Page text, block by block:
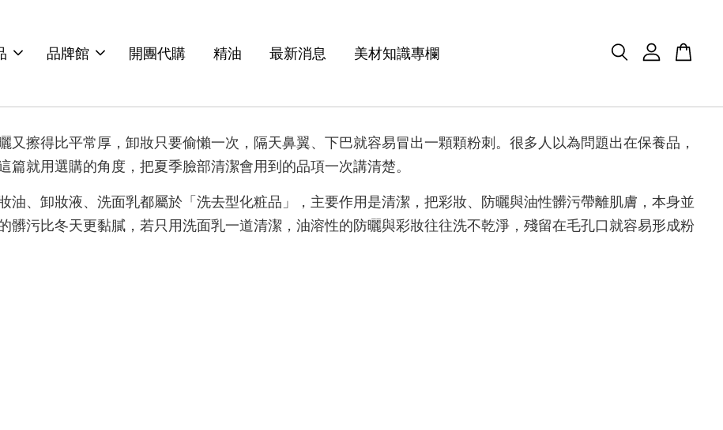
品牌館 開團代購 精油 最新消息 美材知識專欄
擦得比平常厚，卸妝只要偷懶一次，隔天鼻翼、下巴就容易冒出一顆顆粉刺。很多人以為問題出在保養品，
就用選購的角度，把夏季臉部清潔會用到的品項一次講清楚。
油、卸妝液、洗面乳都屬於「洗去型化粧品」，主要作用是清潔，把彩妝、防曬與油性髒污帶離肌膚，本身並
髒污比冬天更黏膩，若只用洗面乳一道清潔，油溶性的防曬與彩妝往往洗不乾淨，殘留在毛孔口就容易形成粉